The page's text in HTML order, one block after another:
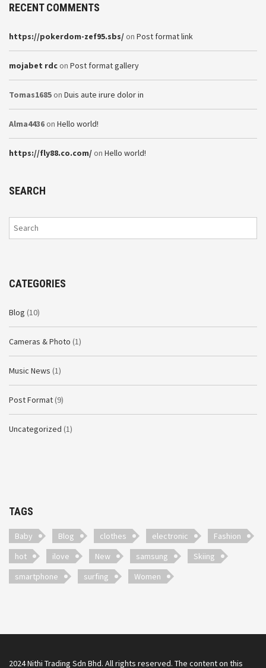
RECENT COMMENTS
https://pokerdom-zef95.sbs/on Post format link
mojabet rdcon Post format gallery
Tomas1685on Duis aute irure dolor in
Alma4436on Hello world!
https://fly88.co.com/on Hello world!
SEARCH
CATEGORIES
Blog (10)
Cameras & Photo (1)
Music News (1)
Post Format (9)
Uncategorized (1)
TAGS
Baby Blog clothes electronic
Fashion
hot
ilove New samsung
Skiing
smartphone
surfing Women
2024 Nithi Trading Sdn Bhd. All rights reserved. The content on this